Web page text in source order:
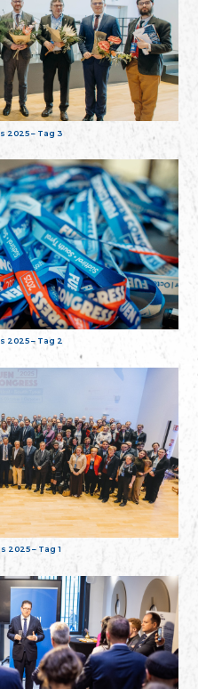
2025 – Tag 3
2025 – Tag 2
2025 – Tag 1